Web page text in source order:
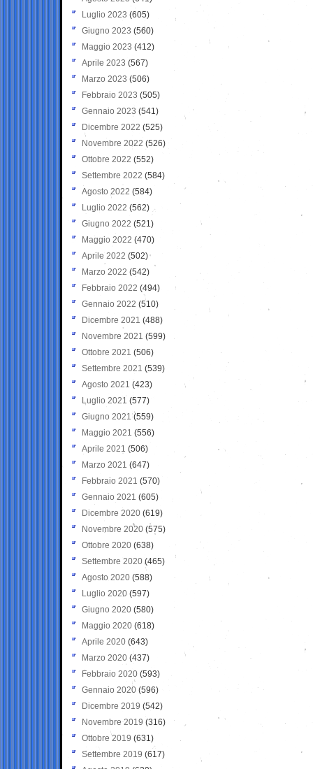
Luglio 2023 (605)
Giugno 2023 (560)
Maggio 2023 (412)
Aprile 2023 (567)
Marzo 2023 (506)
Febbraio 2023 (505)
Gennaio 2023 (541)
Dicembre 2022 (525)
Novembre 2022 (526)
Ottobre 2022 (552)
Settembre 2022 (584)
Agosto 2022 (584)
Luglio 2022 (562)
Giugno 2022 (521)
Maggio 2022 (470)
Aprile 2022 (502)
Marzo 2022 (542)
Febbraio 2022 (494)
Gennaio 2022 (510)
Dicembre 2021 (488)
Novembre 2021 (599)
Ottobre 2021 (506)
Settembre 2021 (539)
Agosto 2021 (423)
Luglio 2021 (577)
Giugno 2021(559)
Maggio 2021 (556)
Aprile 2021 (506)
Marzo 2021 (647)
Febbraio 2021 (570)
Gennaio 2021 (605)
Dicembre 2020 (619)
Novembre 2020 (575)
Ottobre 2020 (638)
Settembre 2020(465)
Agosto 2020 (588)
Luglio 2020 (597)
Giugno 2020 (580)
Maggio 2020 (618)
Aprile 2020 (643)
Marzo 2020 (437)
Febbraio 2020 (593)
Gennaio 2020 (596)
Dicembre 2019 (542)
Novembre 2019 (316)
Ottobre 2019 (631)
Settembre 2019 (617)